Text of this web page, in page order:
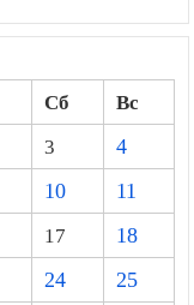
Сб
Вс
3
4
10
11
17
18
24
25